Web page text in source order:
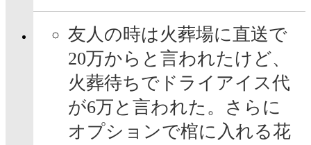
友人の時は火葬場に直送で
20万からと言われたけど、
火葬待ちでドライアイス代
が6万と言われた。さらに
オプションで棺に入れる花